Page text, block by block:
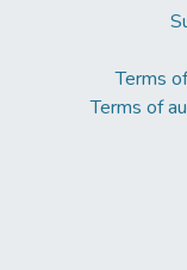
Terms
Terms of